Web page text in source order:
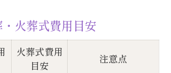
火葬式費用目安
火葬式費用
目安
注意点